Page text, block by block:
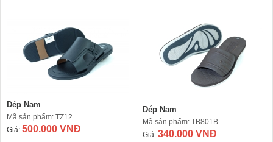
Dép Nam
Mã sản phẩm: TZ12
Giá: 500.000 VNĐ
Dép Nam
Mã sản phẩm: TB801B
Giá: 340.000 VNĐ